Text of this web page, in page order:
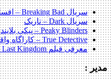
سریال Breaking Bad – افسار گسیخته
سریال Dark – تاریک
Peaky Blinders – پیکی بلایندرز
True Detective – کاراگاه واقعی
معرفی فیلم The Last Kingdom – آخرین پادشاهی
: